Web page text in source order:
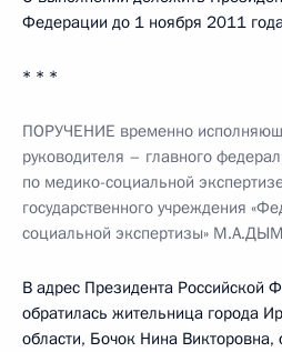
Федерации до 1 ноября 2011
* * *
ПОРУЧЕНИЕ временно
руководителя – главного
по медико-социальной
государственного учреждения
социальной экспертизы»
В адрес Президента Российской
обратилась жительница города
области, Бочок Нина Викторовна,